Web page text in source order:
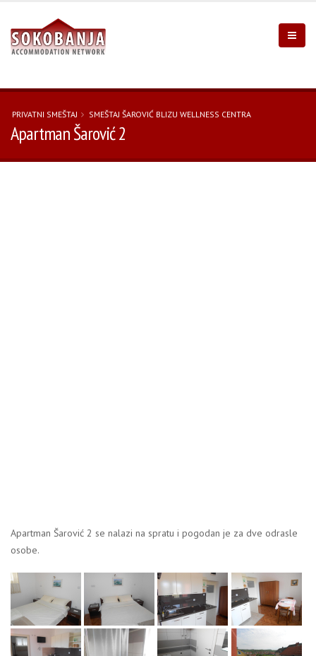
PRIVATNI SMEŠTAJ SMEŠTAJ ŠAROVIĆ BLIZU WELLNESS CENTRA
Apartman Šarović 2
Apartman Šarović 2 se nalazi na spratu i pogodan je za dve odrasle
osobe.